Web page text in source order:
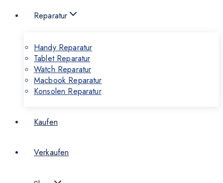
Reparatur
Handy Reparatur
Tablet Reparatur
Watch Reparatur
Macbook Reparatur
Konsolen Reparatur
Kaufen
Verkaufen